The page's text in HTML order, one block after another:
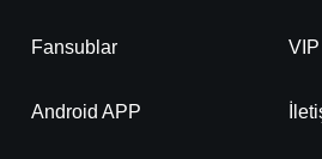
Fansublar
Android APP